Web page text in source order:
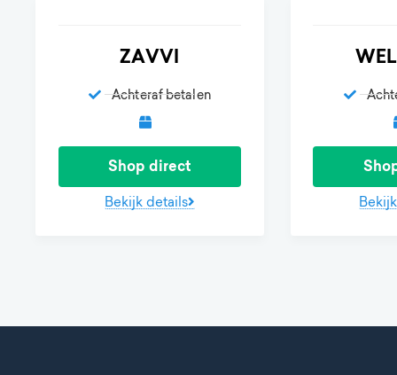
ZAVVI
Achteraf betalen
Shop direct
Bekijk details